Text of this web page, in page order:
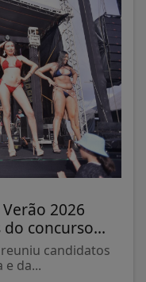
2026
concurso...
candidatos
e da...